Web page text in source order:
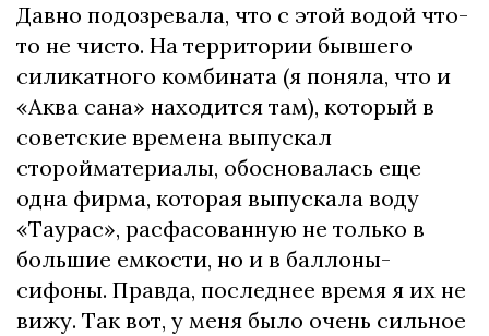
Давно подозревала, что с этой водой что-
то не чисто. На территории бывшего
силикатного комбината (я поняла, что и
«Аква сана» находится там), который в
советские времена выпускал
сторойматериалы, обосновалась еще
одна фирма, которая выпускала воду
«Таурас», расфасованную не только в
большие емкости, но и в баллоны-
сифоны. Правда, последнее время я их не
вижу. Так вот, у меня было очень сильное